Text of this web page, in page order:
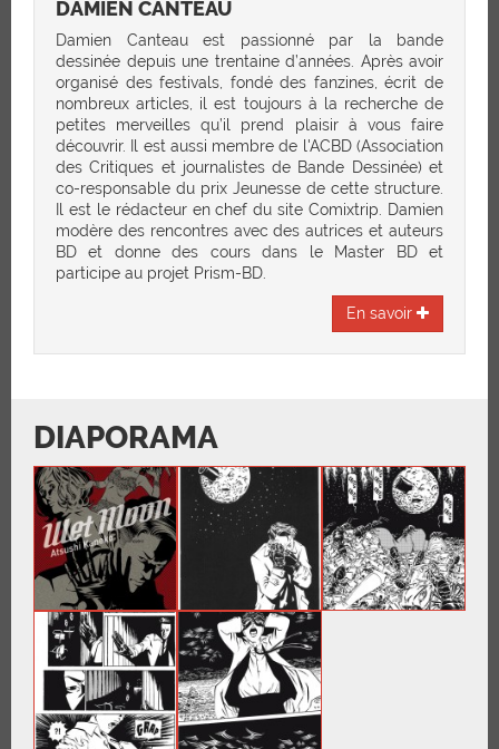
DAMIEN CANTEAU
Damien Canteau est passionné par la bande
dessinée depuis une trentaine d’années. Après avoir
organisé des festivals, fondé des fanzines, écrit de
nombreux articles, il est toujours à la recherche de
petites merveilles qu’il prend plaisir à vous faire
découvrir. Il est aussi membre de l'ACBD (Association
des Critiques et journalistes de Bande Dessinée) et
co-responsable du prix Jeunesse de cette structure.
Il est le rédacteur en chef du site Comixtrip. Damien
modère des rencontres avec des autrices et auteurs
BD et donne des cours dans le Master BD et
participe au projet Prism-BD.
En savoir
DIAPORAMA